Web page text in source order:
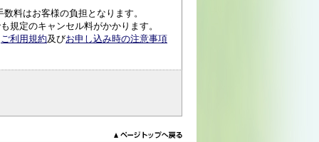
料はお客様の負担となります。
規定のキャンセル料がかかります。
ご利用規約及びお申し込み時の注意事項